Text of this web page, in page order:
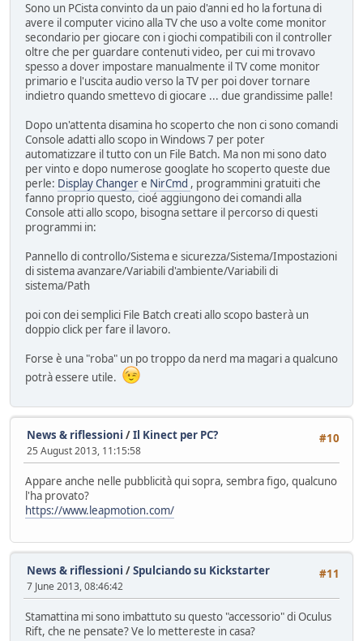
Sono un PCista convinto da un paio d'anni ed ho la fortuna di
avere il computer vicino alla TV che uso a volte come monitor
secondario per giocare con i giochi compatibili con il controller
oltre che per guardare contenuti video, per cui mi trovavo
spesso a dover impostare manualmente il TV come monitor
primario e l'uscita audio verso la TV per poi dover tornare
indietro quando smettevo di giocare ... due grandissime palle!
Dopo un'attenta disamina ho scoperto che non ci sono comandi
Console adatti allo scopo in Windows 7 per poter
automatizzare il tutto con un File Batch. Ma non mi sono dato
per vinto e dopo numerose googlate ho scoperto queste due
perle: Display Changere NirCmd , programmini gratuiti che
fanno proprio questo, cioé aggiungono dei comandi alla
Console atti allo scopo, bisogna settare il percorso di questi
programmi in:
Pannello di controllo/Sistema e sicurezza/Sistema/Impostazioni
di sistema avanzare/Variabili d'ambiente/Variabili di
sistema/Path
poi con dei semplici File Batch creati allo scopo basterà un
doppio click per fare il lavoro.
Forse è una "roba" un po troppo da nerd ma magari a qualcuno
potrà essere utile.
#10
News & riflessioni /Il Kinect per PC?
25 August 2013, 11:15:58
Appare anche nelle pubblicità qui sopra, sembra figo, qualcuno
l'ha provato?
https://www.leapmotion.com/
#11
News & riflessioni /Spulciando su Kickstarter
7 June 2013, 08:46:42
Stamattina mi sono imbattuto su questo "accessorio" di Oculus
Rift, che ne pensate? Ve lo mettereste in casa?